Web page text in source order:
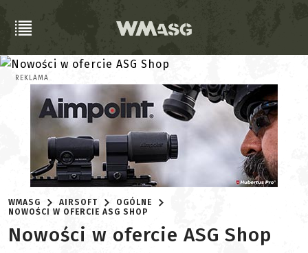
REKLAMA
WMASG AIRSOFT
OGÓLNE
NOWOŚCI W OFERCIE ASG SHOP
Nowości w ofercie ASG Shop